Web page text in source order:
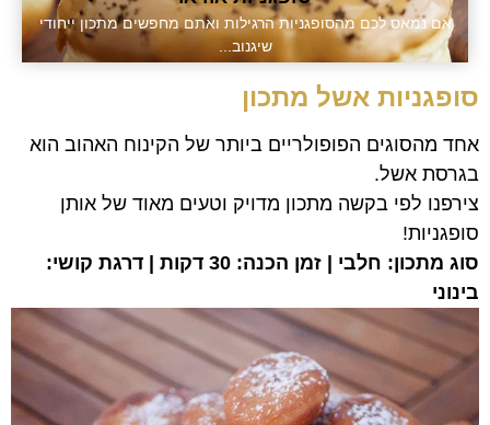
אם נמאס לכם מהסופגניות הרגילות ואתם מחפשים מתכון ייחודי
שיגנוב...
סופגניות אשל מתכון
אחד מהסוגים הפופולריים ביותר של הקינוח האהוב הוא
בגרסת אשל.
צירפנו לפי בקשה מתכון מדויק וטעים מאוד של אותן
סופגניות!
סוג מתכון: חלבי | זמן הכנה: 30 דקות | דרגת קושי:
בינוני